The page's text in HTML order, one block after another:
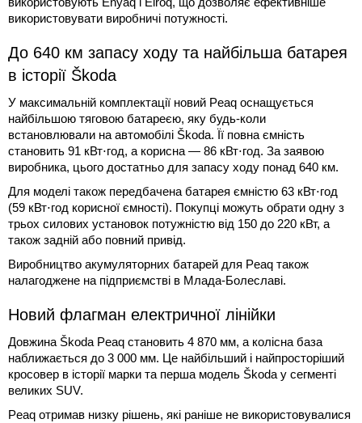
використовувати виробничі потужності.
До 640 км запасу ходу та найбільша батарея
в історії Škoda
У максимальній комплектації новий Peaq оснащується
найбільшою тяговою батареєю, яку будь-коли
встановлювали на автомобілі Škoda. Її повна ємність
становить 91 кВт⋅год, а корисна — 86 кВт⋅год. За заявою
виробника, цього достатньо для запасу ходу понад 640 км.
Для моделі також передбачена батарея ємністю 63 кВт⋅год
(59 кВт⋅год корисної ємності). Покупці можуть обрати одну з
трьох силових установок потужністю від 150 до 220 кВт, а
також задній або повний привід.
Виробництво акумуляторних батарей для Peaq також
налагоджене на підприємстві в Млада-Болеславі.
Новий флагман електричної лінійки
Довжина Škoda Peaq становить 4 870 мм, а колісна база
наближається до 3 000 мм. Це найбільший і найпросторіший
кросовер в історії марки та перша модель Škoda у сегменті
великих SUV.
Peaq отримав низку рішень, які раніше не використовувалися